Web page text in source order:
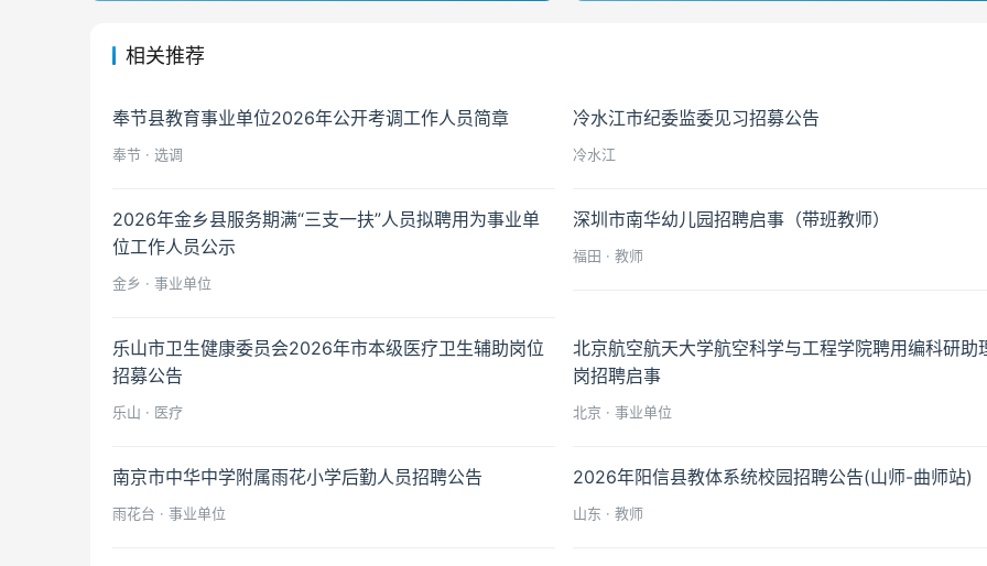
相关推荐
奉节县教育事业单位2026年公开考调工作人员简章
奉节 · 选调
冷水江市纪委监委见习招募公告
冷水江
2026年金乡县服务期满“三支一扶”人员拟聘用为事业单
位工作人员公示
金乡 · 事业单位
深圳市南华幼儿园招聘启事（带班教师）
福田 · 教师
乐山市卫生健康委员会2026年市本级医疗卫生辅助岗位
招募公告
乐山 · 医疗
北京航空航天大学航空科学与工程学院聘用编科研助
岗招聘启事
北京 · 事业单位
南京市中华中学附属雨花小学后勤人员招聘公告
雨花台 · 事业单位
2026年阳信县教体系统校园招聘公告(山师-曲师站)
山东 · 教师